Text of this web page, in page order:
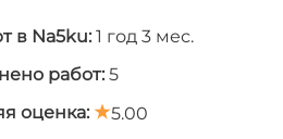
в Na5ku: 1 год 3 мес.
работ: 5
оценка:
5.00